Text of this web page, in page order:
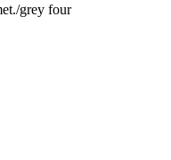
grey four